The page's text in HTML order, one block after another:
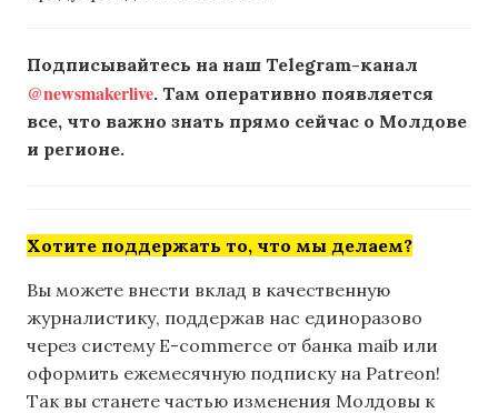
Подписывайтесь на наш Telegram-канал
@newsmakerlive. Там оперативно появляется
все, что важно знать прямо сейчас о Молдове
и регионе.
Хотите поддержать то, что мы делаем?
Вы можете внести вклад в качественную
журналистику, поддержав нас единоразово
через систему E-commerce от банка maib или
оформить ежемесячную подписку на Patreon!
Так вы станете частью изменения Молдовы к